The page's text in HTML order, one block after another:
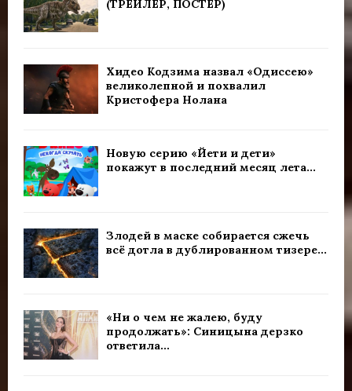
(ТРЕЙЛЕР, ПОСТЕР)
Хидео Кодзима назвал «Одиссею»
великолепной и похвалил
Кристофера Нолана
Новую серию «Йети и дети»
покажут в последний месяц лета...
Злодей в маске собирается сжечь
всё дотла в дублированном тизере...
«Ни о чем не жалею, буду
продолжать»: Синицына дерзко
ответила...